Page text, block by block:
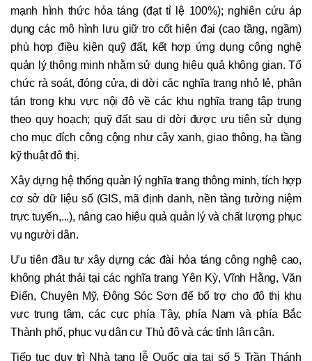
mạnh hình thức hỏa táng (đạt tỉ lệ 100%); nghiên cứu áp
dụng các mô hình lưu giữ tro cốt hiện đại (cao tầng, ngầm)
phù hợp điều kiện quỹ đất, kết hợp ứng dụng công nghệ
quản lý thông minh nhằm sử dụng hiệu quả không gian. Tổ
chức rà soát, đóng cửa, di dời các nghĩa trang nhỏ lẻ, phân
tán trong khu vực nội đô về các khu nghĩa trang tập trung
theo quy hoạch; quỹ đất sau di dời được ưu tiên sử dụng
cho mục đích công cộng như cây xanh, giao thông, hạ tầng
kỹ thuật đô thị.
Xây dựng hệ thống quản lý nghĩa trang thông minh, tích hợp
cơ sở dữ liệu số (GIS, mã định danh, nền tảng tưởng niệm
trực tuyến,...), nâng cao hiệu quả quản lý và chất lượng phục
vụ người dân.
Ưu tiên đầu tư xây dựng các đài hỏa táng công nghệ cao,
không phát thải tại các nghĩa trang Yên Kỳ, Vĩnh Hằng, Văn
Điển, Chuyên Mỹ, Đông Sóc Sơn để bổ trợ cho đô thị khu
vực trung tâm, các cực phía Tây, phía Nam và phía Bắc
Thành phố, phục vụ dân cư Thủ đô và các tỉnh lân cận.
Tiếp tục duy trì Nhà tang lễ Quốc gia tại số 5 Trần Thánh